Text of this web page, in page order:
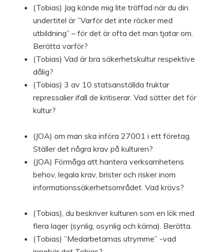
(Tobias) Jag kände mig lite träffad när du din
undertitel är ”Varför det inte räcker med
utbildning” – för det är ofta det man tjatar om.
Berätta varför?
(Tobias) Vad är bra säkerhetskultur respektive
dålig?
(Tobias) 3 av 10 statsanställda fruktar
repressalier ifall de kritiserar. Vad sätter det för
kultur?
(JOA) om man ska införa 27001 i ett företag.
Ställer det några krav på kulturen?
(JOA) Förmåga att hantera verksamhetens
behov, legala krav, brister och risker inom
informationssäkerhetsområdet. Vad krävs?
(Tobias), du beskriver kulturen som en lök med
flera lager (synlig, osynlig och kärna). Berätta.
(Tobias) ”Medarbetarnas utrymme” -vad